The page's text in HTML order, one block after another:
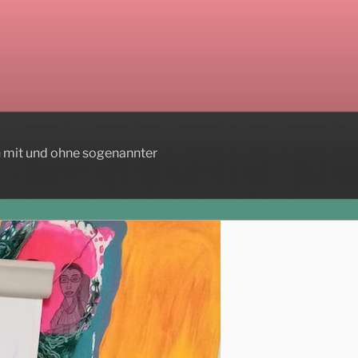
und ohne sogenannter